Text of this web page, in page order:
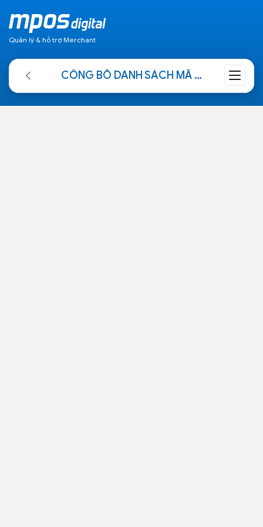
Quản lý & hỗ trợ Merchant
CÔNG BỐ DANH SÁCH MÃ DỰ THƯỞNG HỢP LỆ CỦA CHƯƠNG TRÌNH: "CHẠM THẺ VISA, ĐI QATAR XEM FIFA WORLD CUP™"